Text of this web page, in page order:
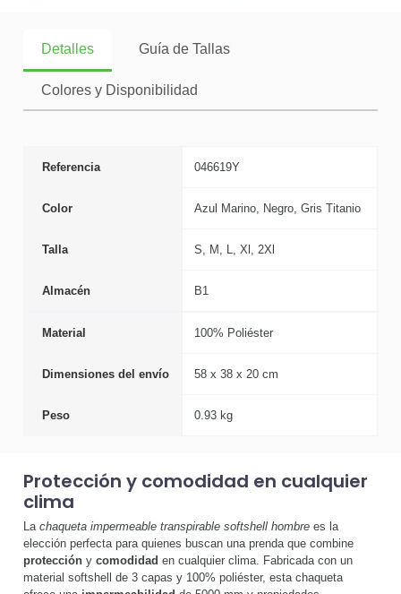
Detalles Guía de Tallas
Colores y Disponibilidad
Referencia 046619Y
Color Azul Marino, Negro, Gris Titanio
Talla S, M, L, Xl, 2Xl
Almacén B1
Material 100% Poliéster
Dimensiones del envío 58 x 38 x 20 cm
Peso 0.93 kg
Protección y comodidad en cualquier
clima
La chaqueta impermeable transpirable softshell hombre es la
elección perfecta para quienes buscan una prenda que combine
protección y comodidad en cualquier clima. Fabricada con un
material softshell de 3 capas y 100% poliéster, esta chaqueta